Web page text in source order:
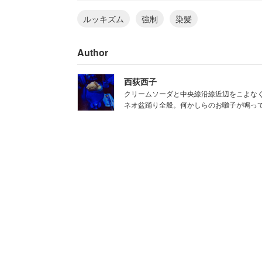
は問題になることも増えている。役職
はり辞退するのが正解だろう。
ルッキズム 強制 染髪
Author
西荻西子
クリームソーダと中央線沿線近辺をこよ
ネオ盆踊り全般。何かしらのお囃子が鳴っ